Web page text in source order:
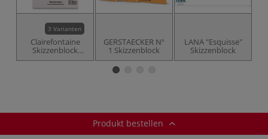
3 Varianten
Clairefontaine
Skizzenblock
"Sketch"
GERSTAECKER Nº
1 Skizzenblock
LANA "Esquisse"
Skizzenblock
Produkt bestellen